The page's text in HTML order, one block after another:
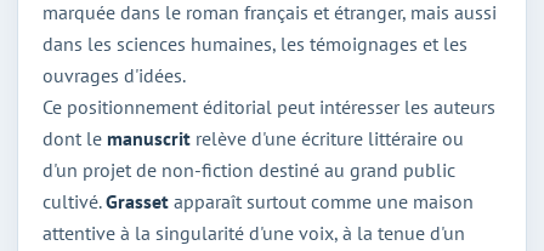
marquée dans le roman français et étranger, mais aussi
dans les sciences humaines, les témoignages et les
ouvrages d'idées.
Ce positionnement éditorial peut intéresser les auteurs
dont le manuscrit relève d'une écriture littéraire ou
d'un projet de non-fiction destiné au grand public
cultivé.Grasset apparaît surtout comme une maison
attentive à la singularité d'une voix, à la tenue d'un